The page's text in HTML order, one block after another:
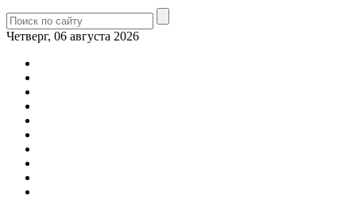
Четверг, 06 августа 2026